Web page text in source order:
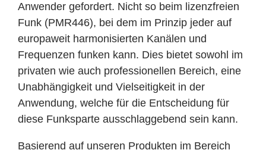
Anwender gefordert. Nicht so beim lizenzfreien
Funk (PMR446), bei dem im Prinzip jeder auf
europaweit harmonisierten Kanälen und
Frequenzen funken kann. Dies bietet sowohl im
privaten wie auch professionellen Bereich, eine
Unabhängigkeit und Vielseitigkeit in der
Anwendung, welche für die Entscheidung für
diese Funksparte ausschlaggebend sein kann.
Basierend auf unseren Produkten im Bereich